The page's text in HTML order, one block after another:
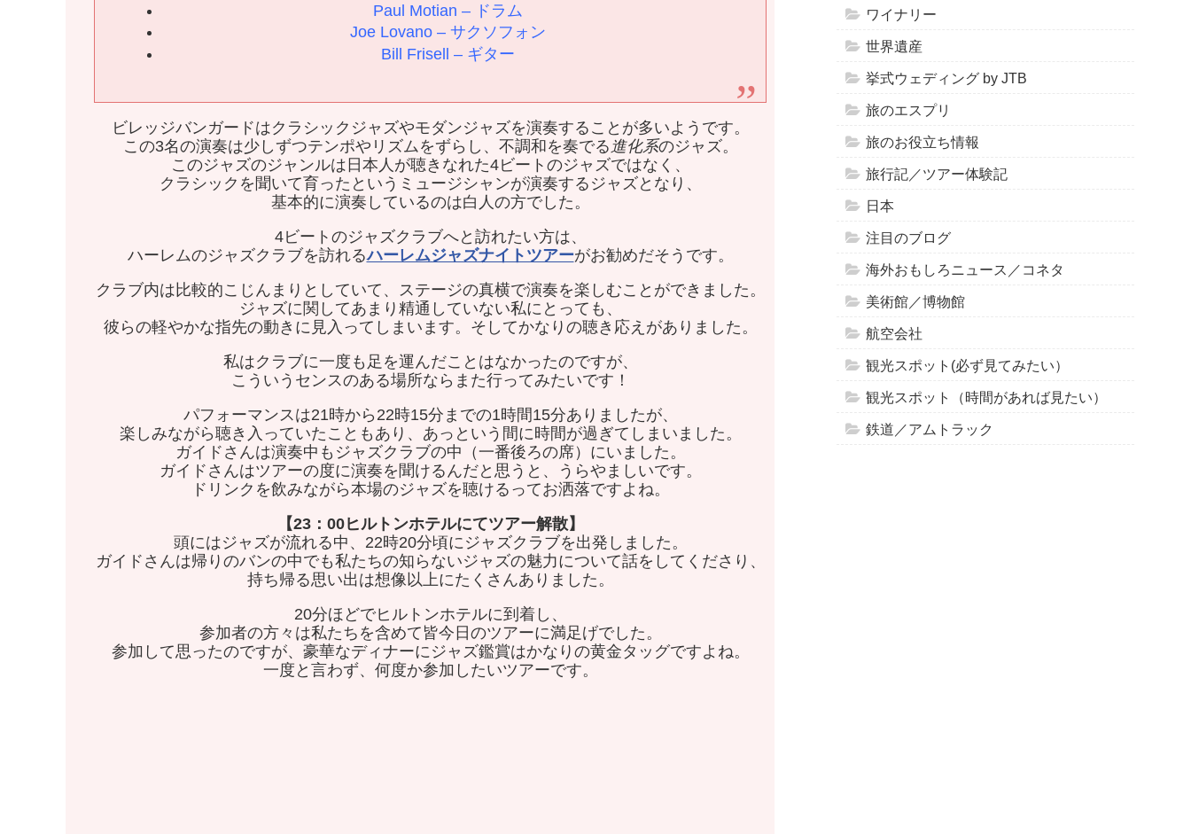
Paul Motian – ドラム
Joe Lovano – サクソフォン
Bill Frisell – ギター
ビレッジバンガードはクラシックジャズやモダンジャズを演奏することが多いようです。
この3名の演奏は少しずつテンポやリズムをずらし、不調和を奏でる進化系のジャズ。
このジャズのジャンルは日本人が聴きなれた4ビートのジャズではなく、
クラシックを聞いて育ったというミュージシャンが演奏するジャズとなり、
基本的に演奏しているのは白人の方でした。
4ビートのジャズクラブへと訪れたい方は、
ハーレムのジャズクラブを訪れるハーレムジャズナイトツアーがお勧めだそうです。
クラブ内は比較的こじんまりとしていて、ステージの真横で演奏を楽しむことができました。
ジャズに関してあまり精通していない私にとっても、
彼らの軽やかな指先の動きに見入ってしまいます。そしてかなりの聴き応えがありました。
私はクラブに一度も足を運んだことはなかったのですが、
こういうセンスのある場所ならまた行ってみたいです！
パフォーマンスは21時から22時15分までの1時間15分ありましたが、
楽しみながら聴き入っていたこともあり、あっという間に時間が過ぎてしまいました。
ガイドさんは演奏中もジャズクラブの中（一番後ろの席）にいました。
ガイドさんはツアーの度に演奏を聞けるんだと思うと、うらやましいです。
ドリンクを飲みながら本場のジャズを聴けるってお洒落ですよね。
【23：00ヒルトンホテルにてツアー解散】
頭にはジャズが流れる中、22時20分頃にジャズクラブを出発しました。
ガイドさんは帰りのバンの中でも私たちの知らないジャズの魅力について話をしてくださり、
持ち帰る思い出は想像以上にたくさんありました。
20分ほどでヒルトンホテルに到着し、
参加者の方々は私たちを含めて皆今日のツアーに満足げでした。
参加して思ったのですが、豪華なディナーにジャズ鑑賞はかなりの黄金タッグですよね。
一度と言わず、何度か参加したいツアーです。
ワイナリー
世界遺産
挙式ウェディング by JTB
旅のエスプリ
旅のお役立ち情報
旅行記／ツアー体験記
日本
注目のブログ
海外おもしろニュース／コネタ
美術館／博物館
航空会社
観光スポット(必ず見てみたい）
観光スポット（時間があれば見たい）
鉄道／アムトラック